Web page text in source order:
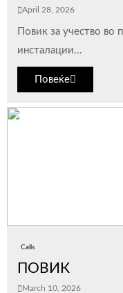
April 28, 2026
Повик за учество во
инсталации...
Повеќе
Calls
ПОВИК
March 10, 2026